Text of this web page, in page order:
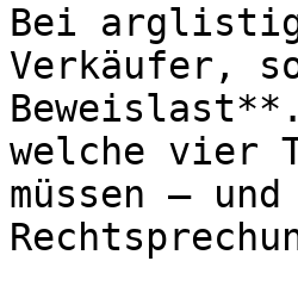
Bei
Verkäufer,
welche vier
müssen —